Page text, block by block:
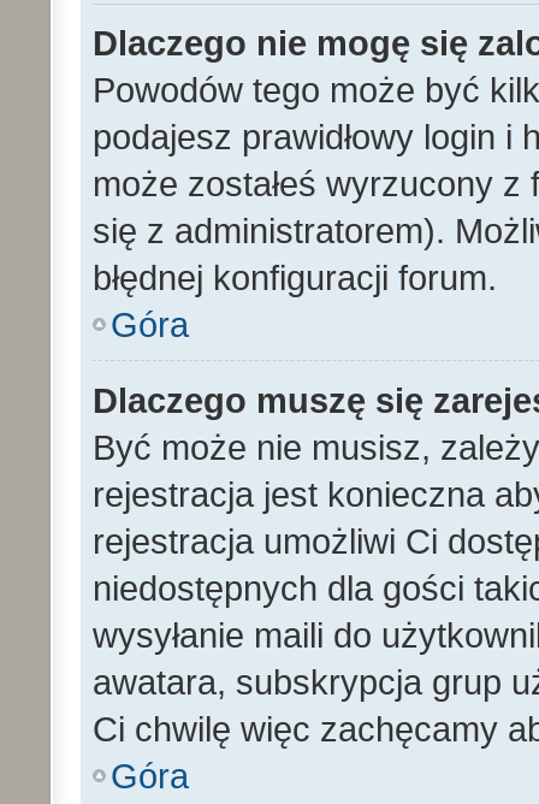
Dlaczego nie mogę się
Powodów tego może być
podajesz prawidłowy login i
może zostałeś wyrzucony
się z administratorem).
błędnej konfiguracji forum.
Góra
Dlaczego muszę się
Być może nie musisz,
rejestracja jest konieczna
rejestracja umożliwi Ci
niedostępnych dla gości
wysyłanie maili do
awatara, subskrypcja grup
Ci chwilę więc zachęcamy
Góra